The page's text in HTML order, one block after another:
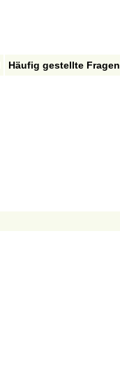
Häufig gestellte Fragen